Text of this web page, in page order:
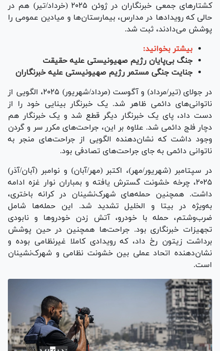
کشتار‌های جمعی خبرنگاران در ژوئن ۲۰۲۵ (خرداد/تیر) هم در
حالی که رویداد‌ها در مدارس، بیمارستان‌ها و میادین عمومی را
پوشش می‌دادند، ثبت شد.
بیشتر بخوانید:
جنگ بی‌پایان رژیم صهیونیستی علیه حقیقت
جنایت جنگی مستمر رژیم صهیونیستی علیه خبرنگاران
در جولای (تیر/مرداد) و آگوست (مرداد/شهریور) ۲۰۲۵، الگویی از
ناتوانی‌های دائمی ظاهر شد. یک خبرنگار بینایی خود را از
دست داد، پای یک خبرنگار دیگر قطع شد و یک خبرنگار هم
دچار فلج دائمی شد. علاوه بر این، جراحت‌های مکرر سر و گردن
وجود داشت که نشان‌دهنده الگویی از جراحت‌های منجر به
ناتوانی دائمی به جای جراحت‌های تصادفی بود.
در سپتامبر (شهریور/مهر)، اکتبر (مهر/آبان) و نوامبر (آبان/آذر)
۲۰۲۵، چرخه خشونت گسترش یافته و بمباران نوار غزه ادامه
داشت. همچنین حمله‌های شهرک‌نشینان در کرانه باختری،
به‌ویژه در بیتا و الخلیل تشدید شد. این حمله‌ها شامل
ضرب‌وشتم، حمله با خودرو، آتش زدن خودرو‌ها و نابودی
تجهیزات خبرنگاری بود. جراحت‌ها همچنین در حین پوشش
برداشت زیتون رخ داد، که رویدادی کاملا غیرنظامی بوده و
نشان‌دهنده اتحاد عملی بین خشونت نظامی و شهرک‌نشینان
است.